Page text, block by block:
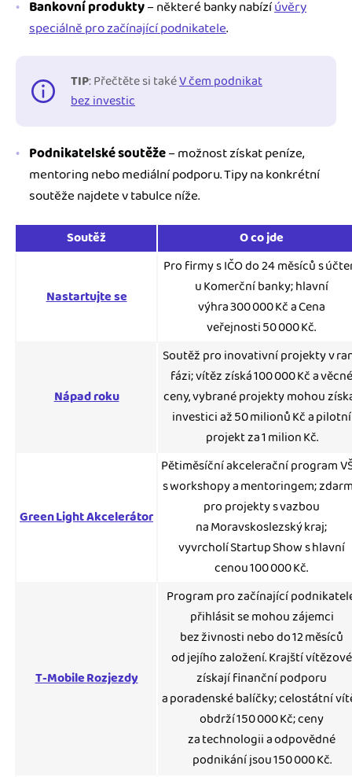
Bankovní produkty– některé banky nabízíúvěry
speciálně pro začínající podnikatele.
TIP: Přečtěte si takéV čem podnikat
bez investic
Podnikatelské soutěže– možnost získat peníze,
mentoring nebo mediální podporu. Tipy na konkrétní
soutěže najdete v tabulce níže.
Soutěž O co jde
Nastartujte se
Pro firmy s IČO do 24 měsíců s
u Komerční banky; hlavní
výhra 300 000 Kč a Cena
veřejnosti 50 000 Kč.
Nápad roku
Soutěž pro inovativní projekty v
fázi; vítěz získá 100 000 Kč a věcné
ceny, vybrané projekty mohou
investici až 50 milionů Kč a pilotní
projekt za 1 milion Kč.
Green Light Akcelerátor
Pětiměsíční akcelerační program
s workshopy a mentoringem;
pro projekty s vazbou
na Moravskoslezský kraj;
vyvrcholí Startup Show s hlavní
cenou 100 000 Kč.
T‑Mobile Rozjezdy
Program pro začínající
přihlásit se mohou zájemci
bez živnosti nebo do 12 měsíců
od jejího založení. Krajští vítězové
získají finanční podporu
a poradenské balíčky; celostátní
obdrží 150 000 Kč; ceny
za technologii a odpovědné
podnikání jsou 150 000 Kč.